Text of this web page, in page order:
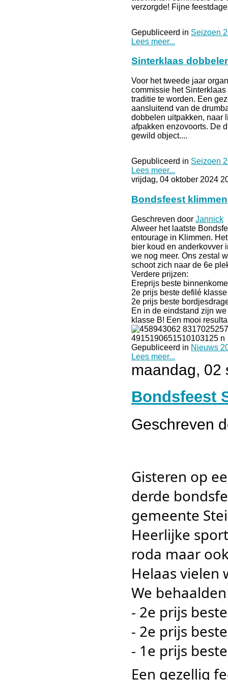
verzorgde! Fijne
Gepubliceerd in Seizoen
Lees meer...
Sinterklaas
Voor het tweede jaar
commissie het
traditie te worden. Een
aansluitend van de
dobbelen uitpakken, naar
afpakken enzovoorts. De
gewild object....
Gepubliceerd in Seizoen
Lees meer...
vrijdag, 04 oktober 2024
Bondsfeest klimmen
Geschreven door Jannick
Alweer het laatste
entourage in Klimmen.
bier koud en anderkovver
we nog meer. Ons zestal
schoot zich naar de 6e
Verdere prijzen:
Ereprijs beste
2e prijs beste defilé
2e prijs beste
En in de eindstand zijn
klasse B! Een mooi
Gepubliceerd in Nieuws
Lees meer...
maandag, 02
Bondsfeest
Geschreven
Gisteren op
derde
gemeente
Heerlijke
roda maar
Helaas vielen
We
- 2e prijs
- 2e prijs
- 1e prijs
Een gezellig